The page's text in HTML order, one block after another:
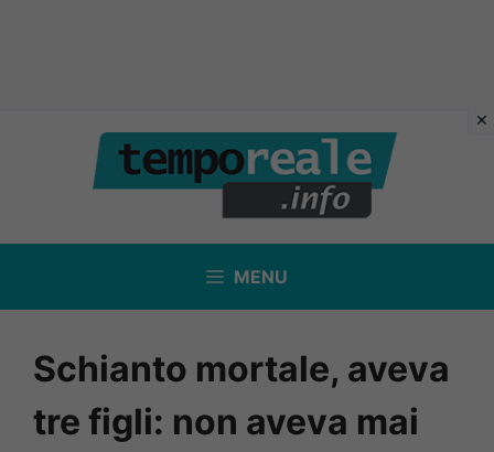
contenuto
MENU
Schianto mortale, aveva
tre figli: non aveva mai